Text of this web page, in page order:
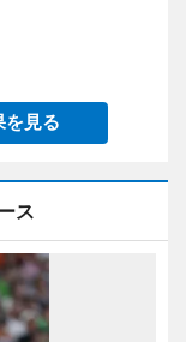
を見る
ス